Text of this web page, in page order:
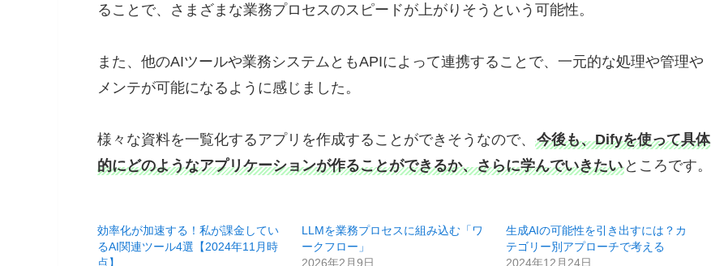
ることで、さまざまな業務プロセスのスピードが上がりそうという可能性。
また、他のAIツールや業務システムともAPIによって連携することで、一元的な処理や管理や
メンテが可能になるように感じました。
様々な資料を一覧化するアプリを作成することができそうなので、 今後も、Difyを使って具体
的にどのようなアプリケーションが作ることができるか、さらに学んでいきたい ところです。
効率化が加速する！私が課金してい
るAI関連ツール4選【2024年11月時
点】
LLMを業務プロセスに組み込む「ワ
ークフロー」
2026年2月9日
生成AIの可能性を引き出すには？カ
テゴリー別アプローチで考える
2024年12月24日